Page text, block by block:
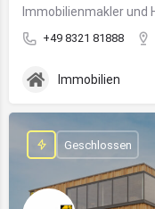
+49 8321 81888
Immobilien
Geschlossen